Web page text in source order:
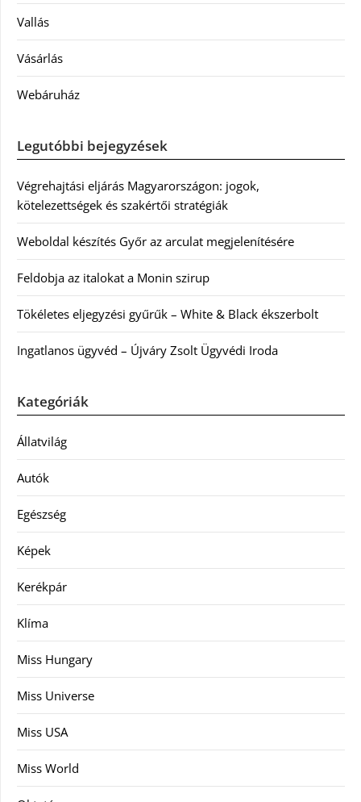
Vallás
Vásárlás
Webáruház
Legutóbbi bejegyzések
Végrehajtási eljárás Magyarországon: jogok,
kötelezettségek és szakértői stratégiák
Weboldal készítés Győr az arculat megjelenítésére
Feldobja az italokat a Monin szirup
Tökéletes eljegyzési gyűrűk – White & Black ékszerbolt
Ingatlanos ügyvéd – Újváry Zsolt Ügyvédi Iroda
Kategóriák
Állatvilág
Autók
Egészség
Képek
Kerékpár
Klíma
Miss Hungary
Miss Universe
Miss USA
Miss World